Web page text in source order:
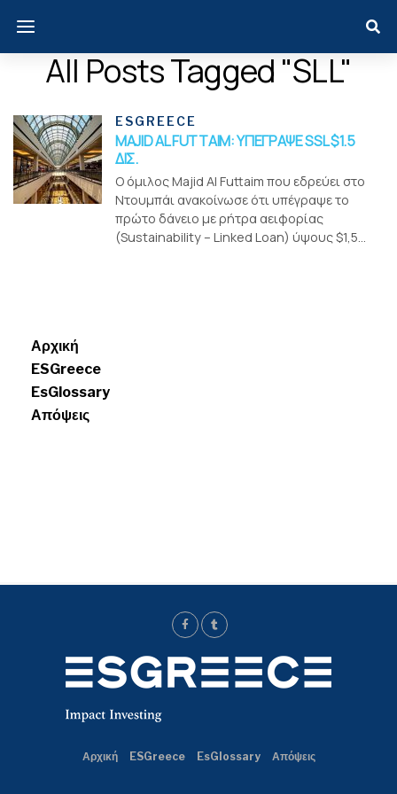
All Posts Tagged "SLL"
ESGREECE
MAJID AL FUTTAIM: ΥΠΕΓΡΑΨΕ SSL $1.5
ΔΙΣ.
Ο όμιλος Majid Al Futtaim που εδρεύει στο
Ντουμπάι ανακοίνωσε ότι υπέγραψε το
πρώτο δάνειο με ρήτρα αειφορίας
(Sustainability – Linked Loan) ύψους $1,5...
Αρχική
ESGreece
EsGlossary
Απόψεις
Αρχική ESGreece EsGlossary Απόψεις